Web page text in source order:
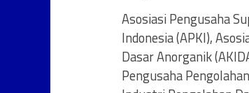
Asosiasi Pengusaha
Indonesia (APKI),
Dasar Anorganik
Pengusaha